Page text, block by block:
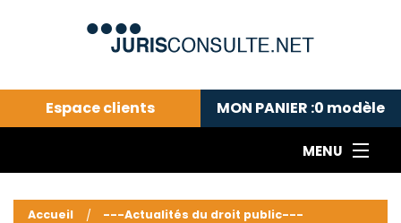
Espace clients MON PANIER :0 modèle
MENU
---Actualités du droit public---
Accueil ---Actualités du droit public---